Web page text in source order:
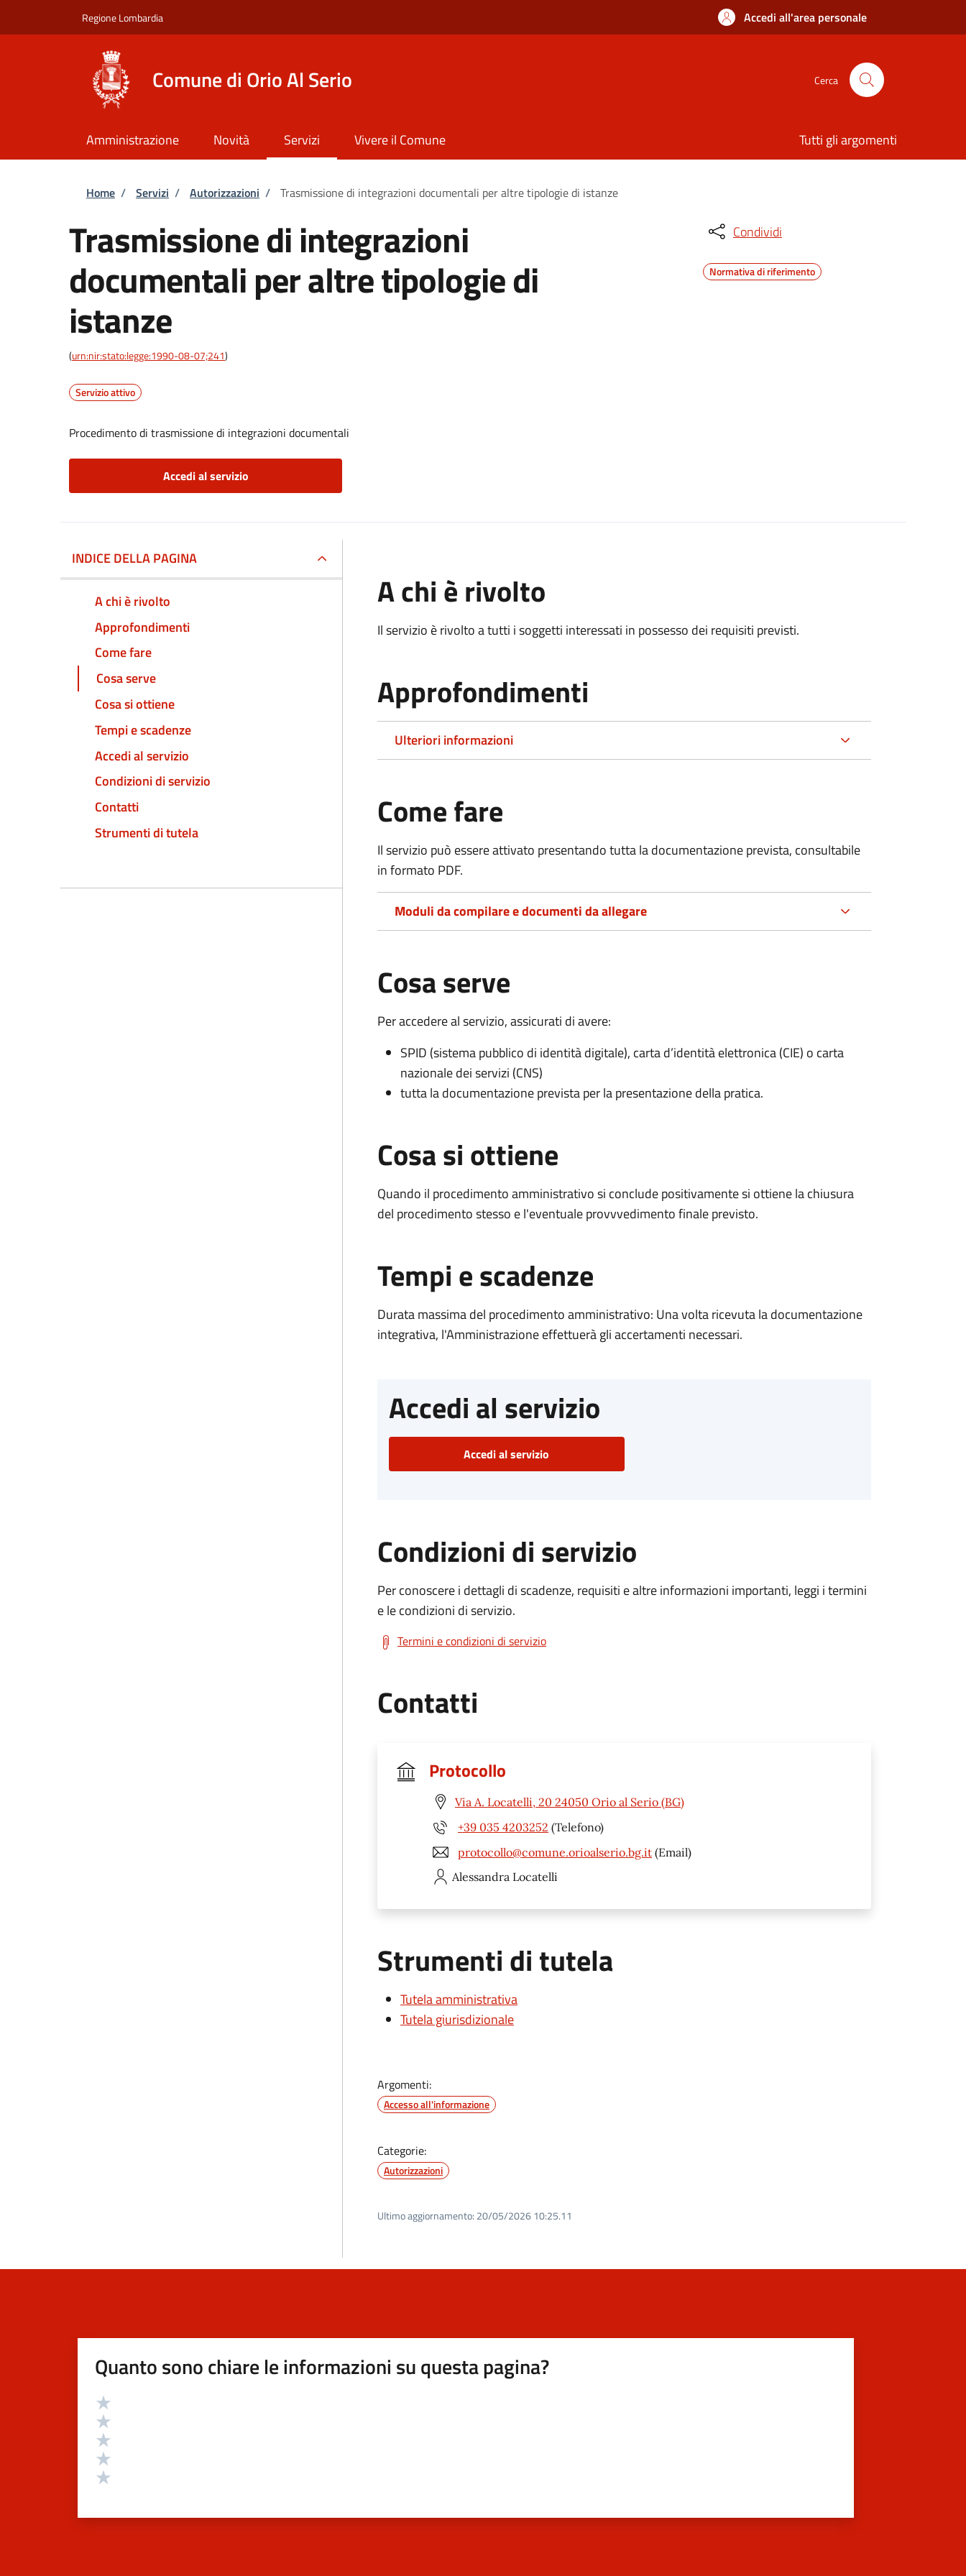
Regione Lombardia Accedi all'area personale
Comune di Orio Al Serio Cerca
Amministrazione Novità Servizi Vivere il Comune Tutti gli argomenti
Briciole di pane
Home / Servizi / Autorizzazioni / Trasmissione di integrazioni documentali per altre tipologie di istanze
Trasmissione di integrazioni
documentali per altre tipologie di
istanze
(urn:nir:stato:legge:1990-08-07;241)
Servizio attivo
Procedimento di trasmissione di integrazioni documentali
Accedi al servizio
Condividi
Normativa di riferimento
INDICE DELLA PAGINA
A chi è rivolto
Approfondimenti
Come fare
Cosa serve
Cosa si ottiene
Tempi e scadenze
Accedi al servizio
Condizioni di servizio
Contatti
Strumenti di tutela
A chi è rivolto
Il servizio è rivolto a tutti i soggetti interessati in possesso dei requisiti previsti.
Approfondimenti
Ulteriori informazioni
Come fare
Il servizio può essere attivato presentando tutta la documentazione prevista, consultabile
in formato PDF.
Moduli da compilare e documenti da allegare
Cosa serve
Per accedere al servizio, assicurati di avere:
SPID (sistema pubblico di identità digitale), carta d’identità elettronica (CIE) o carta
nazionale dei servizi (CNS)
tutta la documentazione prevista per la presentazione della pratica.
Cosa si ottiene
Quando il procedimento amministrativo si conclude positivamente si ottiene la chiusura
del procedimento stesso e l'eventuale provvvedimento finale previsto.
Tempi e scadenze
Durata massima del procedimento amministrativo: Una volta ricevuta la documentazione
integrativa, l'Amministrazione effettuerà gli accertamenti necessari.
Accedi al servizio
Accedi al servizio
Condizioni di servizio
Per conoscere i dettagli di scadenze, requisiti e altre informazioni importanti, leggi i termini
e le condizioni di servizio.
Termini e condizioni di servizio
Contatti
Protocollo
Via A. Locatelli, 20 24050 Orio al Serio (BG)
+39 035 4203252 (Telefono)
protocollo@comune.orioalserio.bg.it (Email)
Alessandra Locatelli
Strumenti di tutela
Tutela amministrativa
Tutela giurisdizionale
Argomenti:
Accesso all'informazione
Categorie:
Autorizzazioni
Ultimo aggiornamento: 20/05/2026 10:25.11
Quanto sono chiare le informazioni su questa pagina?
Valutazione